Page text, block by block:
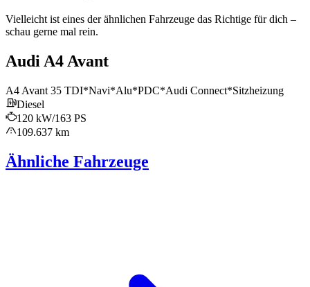
Vielleicht ist eines der ähnlichen Fahrzeuge das Richtige für dich –
schau gerne mal rein.
Audi A4 Avant
A4 Avant 35 TDI*Navi*Alu*PDC*Audi Connect*Sitzheizung
Diesel
120 kW/163 PS
109.637 km
Ähnliche Fahrzeuge